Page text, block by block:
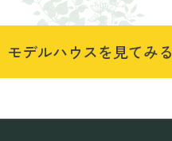
モデルハウスを見てみる